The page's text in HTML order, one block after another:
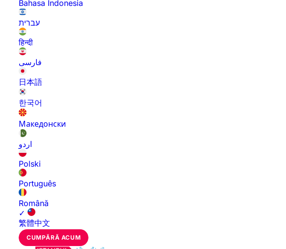
Bahasa Indonesia
עברית
हिन्दी
فارسی
日本語
한국어
Македонски
اردو
Polski
Português
Română
✓
繁體中文
CUMPĂRĂ ACUM